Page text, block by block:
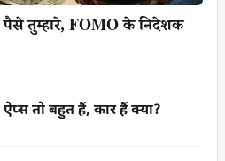
पैसे तुम्हारे, FOMO के निदेशक
ऐप्स तो बहुत हैं, कार हैं क्या?